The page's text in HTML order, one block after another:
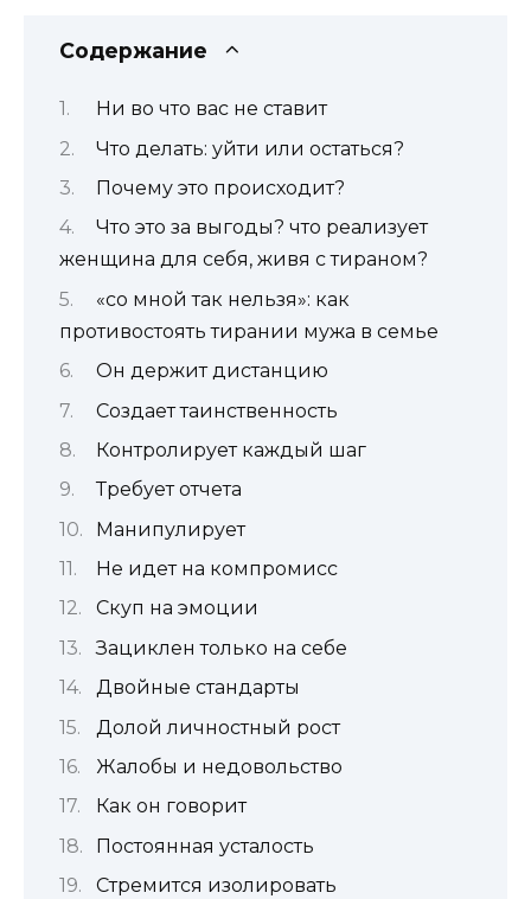
Содержание
Ни во что вас не ставит
Что делать: уйти или остаться?
Почему это происходит?
Что это за выгоды? что реализует
женщина для себя, живя с тираном?
«со мной так нельзя»: как
противостоять тирании мужа в семье
Он держит дистанцию
Создает таинственность
Контролирует каждый шаг
Требует отчета
Манипулирует
Не идет на компромисс
Скуп на эмоции
Зациклен только на себе
Двойные стандарты
Долой личностный рост
Жалобы и недовольство
Как он говорит
Постоянная усталость
Стремится изолировать